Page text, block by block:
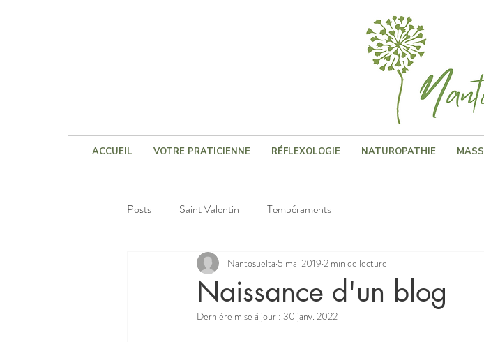
ACCUEIL VOTRE PRATICIENNE RÉFLEXOLOGIE NATUROPATHIE
Posts Saint Valentin Tempéraments
Naissance d'un blog
Nantosuelta 5 mai 2019 2 min de lecture
Dernière mise à jour : 30 janv. 2022